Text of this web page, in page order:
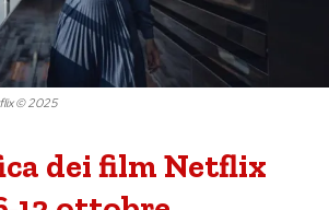
© 2025
dei film Netflix